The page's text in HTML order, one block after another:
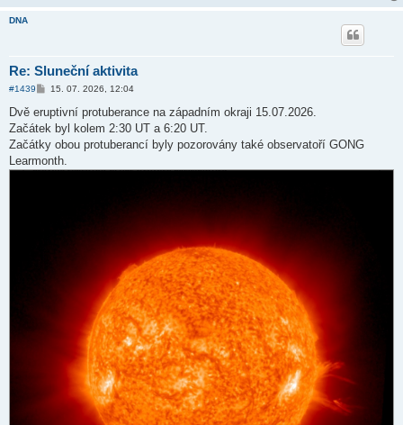
DNA
Re: Sluneční aktivita
#1439
P
í
s
p
ě
v
e
15. 07. 2026, 12:04
Dvě eruptivní protuberance na západním okraji 15.07.2026.
Začátek byl kolem 2:30 UT a 6:20 UT.
Začátky obou protuberancí byly pozorovány také observatoří GONG
Learmonth.